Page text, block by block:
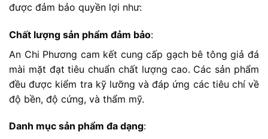
được đảm bảo quyền lợi như:
Chất lượng sản phẩm đảm bảo:
An Chi Phương cam kết cung cấp gạch bê tông giả đá
mài mặt đạt tiêu chuẩn chất lượng cao. Các sản phẩm
đều được kiểm tra kỹ lưỡng và đáp ứng các tiêu chí về
độ bền, độ cứng, và thẩm mỹ.
Danh mục sản phẩm đa dạng: